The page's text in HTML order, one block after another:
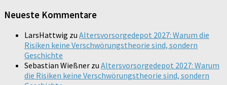
Neueste Kommentare
LarsHattwig zu Altersvorsorgedepot 2027: Warum die
Risiken keine Verschwörungstheorie sind, sondern
Geschichte
Sebastian Wießner zu Altersvorsorgedepot 2027: Warum
die Risiken keine Verschwörungstheorie sind, sondern